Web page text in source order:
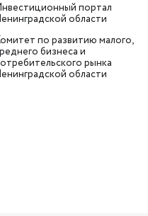
портал
области
по развитию малого,
бизнеса и
рынка
области